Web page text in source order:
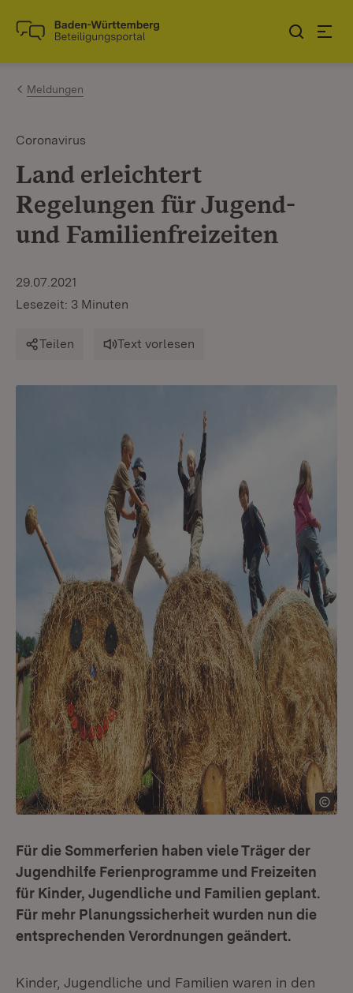
Zum Inhalt springen
Link zur Startseite
Meldungen
Coronavirus
Land erleichtert
Regelungen für Jugend-
und Familienfreizeiten
29.07.2021
Lesezeit: 3 Minuten
Teilen Text vorlesen
Für die Sommerferien haben viele Träger der
Jugendhilfe Ferienprogramme und Freizeiten
für Kinder, Jugendliche und Familien geplant.
Für mehr Planungssicherheit wurden nun die
entsprechenden Verordnungen geändert.
Kinder, Jugendliche und Familien waren in den